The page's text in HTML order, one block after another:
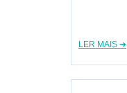
LER MAIS ➔